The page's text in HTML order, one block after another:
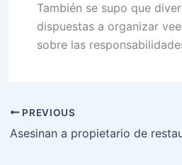
También se supo que
dispuestas a organizar
sobre las
PREVIOUS